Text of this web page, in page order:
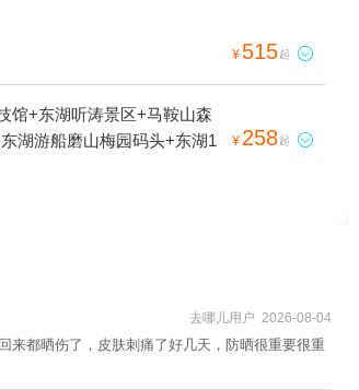
¥ 515起 
馆+东湖听涛景区+马鞍山森
湖游船磨山梅园码头+东湖1
¥ 258起 
去哪儿用户 2026-08-04
来都晒伤了，皮肤刺痛了好几天，防晒很重要很重